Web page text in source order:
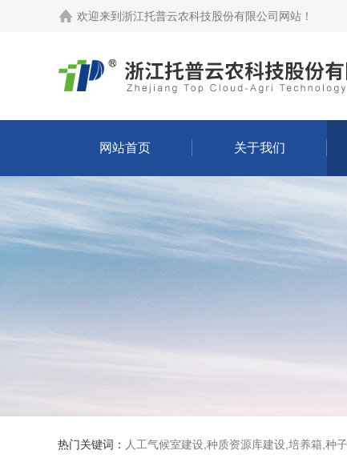
欢迎来到 浙江托普云农科技股份有限公司网站 ！
网站首页 关于我们
热门关键词： 人工气候室建设,种质资源库建设,培养箱,种